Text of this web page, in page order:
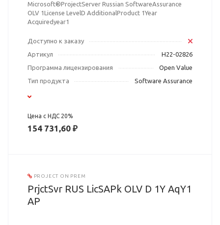
Microsoft®ProjectServer Russian SoftwareAssurance
OLV 1License LevelD AdditionalProduct 1Year
Acquiredyear1
Доступно к заказу
Артикул
H22-02826
Программа лицензирования
Open Value
Тип продукта
Software Assurance
Цена с НДС 20%
154 731,60 ₽
PROJECT ON PREM
PrjctSvr RUS LicSAPk OLV D 1Y AqY1
AP